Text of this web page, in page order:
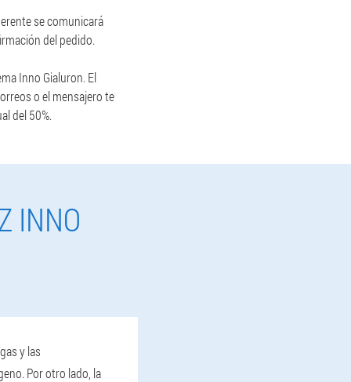
se comunicará
del pedido.
Inno Gialuron. El
o el mensajero te
del 50%.
INNO
y las
Por otro lado, la